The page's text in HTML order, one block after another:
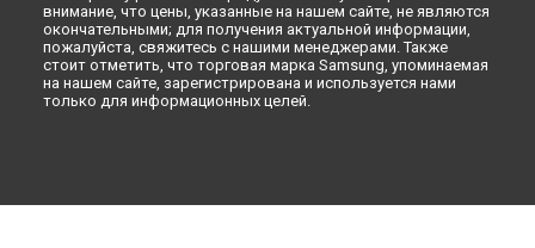
внимание, что цены, указанные на нашем сайте, не являются
окончательными; для получения актуальной информации,
пожалуйста, свяжитесь с нашими менеджерами. Также
стоит отметить, что торговая марка Samsung, упоминаемая
на нашем сайте, зарегистрирована и используется нами
только для информационных целей.